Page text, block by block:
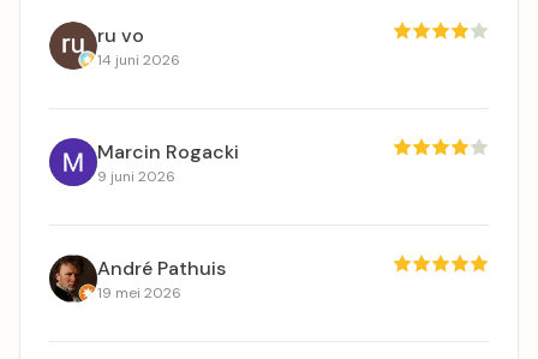
ru vo
14 juni 2026
Marcin Rogacki
9 juni 2026
André Pathuis
19 mei 2026